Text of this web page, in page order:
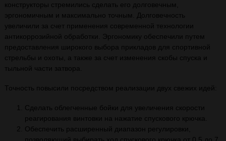
конструкторы стремились сделать его долговечным,
эргономичным и максимально точным. Долговечность
увеличили за счет применения современной технологии
антикоррозийной обработки. Эргономику обеспечили путем
предоставления широкого выбора прикладов для спортивной
стрельбы и охоты, а также за счет изменения скобы спуска и
тыльной части затвора.
Точность повысили посредством реализации двух свежих идей:
Сделать облегченные бойки для увеличения скорости
реагирования винтовки на нажатие спускового крючка.
Обеспечить расширенный диапазон регулировки,